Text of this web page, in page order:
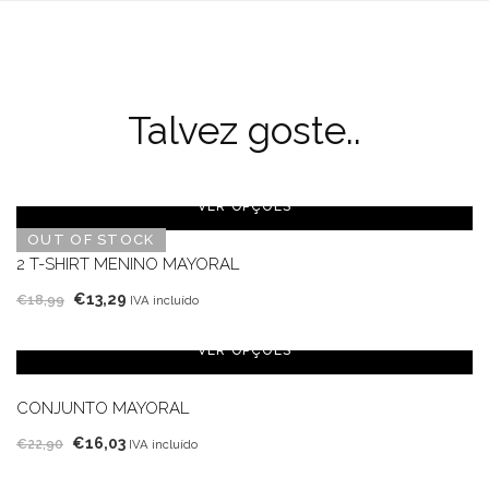
Talvez goste..
OUT OF STOCK
VER OPÇÕES
2 T-SHIRT MENINO MAYORAL
€18,99 O
original
era:
€18,99.
€13,29 O
atual
é:
€13,29.
IVA incluído
VER OPÇÕES
CONJUNTO MAYORAL
€22,90 O
€16,03OIVA incluído